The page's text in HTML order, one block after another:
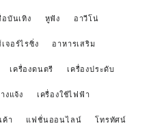
บันเทิง หูฟัง อาวีโน่
จอร์ไรซิ่ง อาหารเสริม
เครื่องดนตรี เครื่องประดับ
งแจ้ง เครื่องใช้ไฟฟ้า
ค้า แฟชั่นออนไลน์ โทรทัศน์